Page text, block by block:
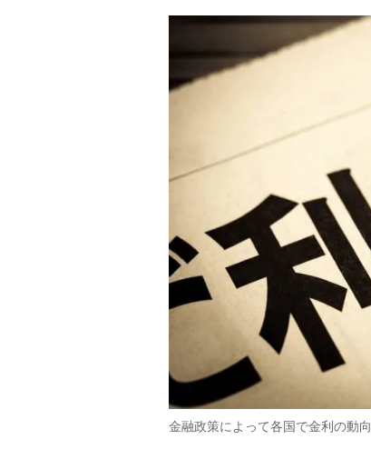
金融政策によって各国で金利の動